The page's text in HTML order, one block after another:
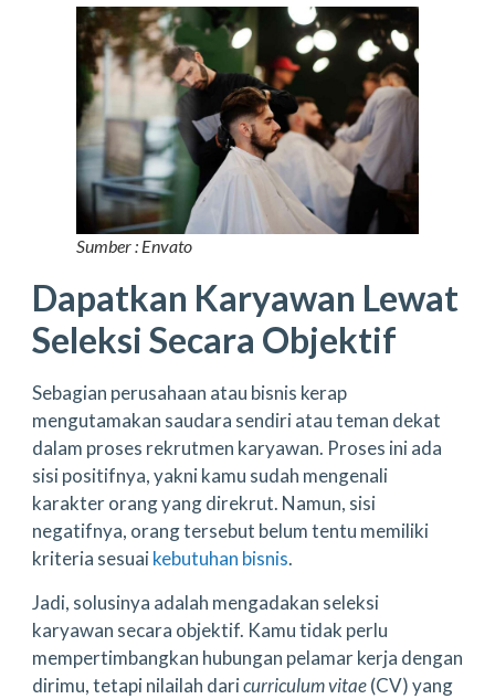
Sumber : Envato
Dapatkan Karyawan Lewat
Seleksi Secara Objektif
Sebagian perusahaan atau bisnis kerap
mengutamakan saudara sendiri atau teman dekat
dalam proses rekrutmen karyawan. Proses ini ada
sisi positifnya, yakni kamu sudah mengenali
karakter orang yang direkrut. Namun, sisi
negatifnya, orang tersebut belum tentu memiliki
kriteria sesuaikebutuhan bisnis.
Jadi, solusinya adalah mengadakan seleksi
karyawan secara objektif. Kamu tidak perlu
mempertimbangkan hubungan pelamar kerja dengan
dirimu, tetapi nilailah daricurriculum vitae(CV) yang